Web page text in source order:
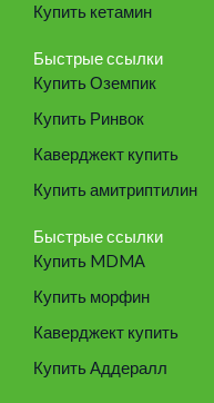
Купить кетамин
Быстрые ссылки
Купить Оземпик
Купить Ринвок
Каверджект купить
Купить амитриптилин
Быстрые ссылки
Купить MDMA
Купить морфин
Каверджект купить
Купить Аддералл